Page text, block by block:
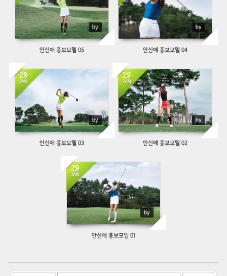
by
안신애 홍보모델 05
by
안신애 홍보모델 04
29
JAN
by
637
안신애 홍보모델 03
29
JAN
by
783
안신애 홍보모델 02
29
JAN
by
785
안신애 홍보모델 01